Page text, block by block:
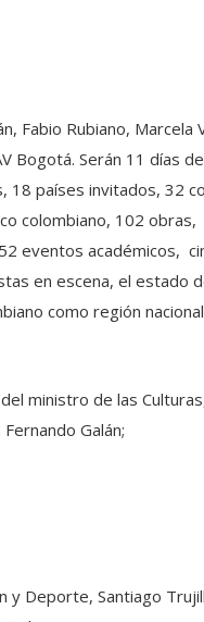
Fabio Rubiano,
Bogotá. Serán 11 días
países invitados, 32
colombiano, 102
eventos académicos,
en escena, el estado
como región
ministro de las
Galán;
y Deporte, Santiago